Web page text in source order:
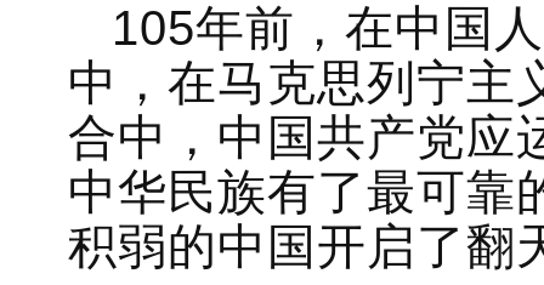
105年前，在中国
中，在马克思列宁主
合中，中国共产党应
中华民族有了最可靠
积弱的中国开启了翻